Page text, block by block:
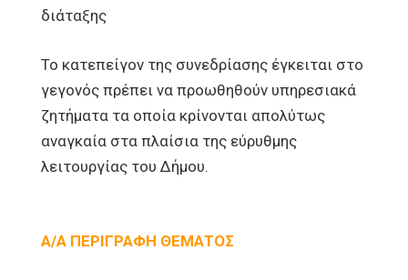
διάταξης
Το κατεπείγον της συνεδρίασης έγκειται στο
γεγονός πρέπει να προωθηθούν υπηρεσιακά
ζητήματα τα οποία κρίνονται απολύτως
αναγκαία στα πλαίσια της εύρυθμης
λειτουργίας του Δήμου.
Α/Α ΠΕΡΙΓΡΑΦΗ ΘΕΜΑΤΟΣ